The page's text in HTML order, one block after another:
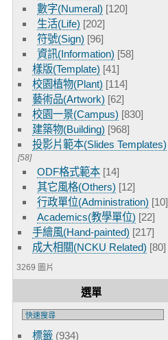
數字(Numeral) [120]
生活(Life) [202]
符號(Sign) [96]
資訊(Information) [58]
樣版(Template) [41]
校園植物(Plant) [114]
藝術品(Artwork) [62]
校園一景(Campus) [830]
建築物(Building) [968]
投影片範本(Slides Templates)
[58]
ODF格式範本 [14]
其它風格(Others) [12]
行政單位(Administration) [10]
Academics(教學單位) [22]
手繪風(Hand-painted) [217]
成大相關(NCKU Related) [80]
3269 圖片
選單
標籤 (934)